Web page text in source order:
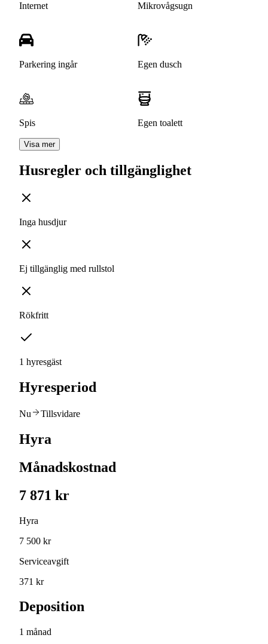
Internet Mikrovågsugn
Parkering ingår Egen dusch
Spis Egen toalett
Visa mer
Husregler och tillgänglighet
Inga husdjur
Ej tillgänglig med rullstol
Rökfritt
1 hyresgäst
Hyresperiod
Nu Tillsvidare
Hyra
Månadskostnad
7 871 kr
Hyra
7 500 kr
Serviceavgift
371 kr
Deposition
1 månad